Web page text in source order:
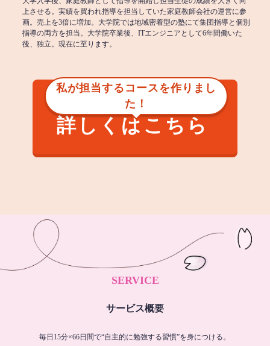
上させる。実績を買われ指導を担当していた家庭教師会社の運営に参
画。売上を3倍に増加。大学院では地域密着型の塾にて集団指導と個別
指導の両方を担当。大学院卒業後、ITエンジニアとして6年間働いた
後、独立。現在に至ります。
私が担当するコースを作りまし
た！
詳しくはこちら
SERVICE
サービス概要
毎日15分×66日間で“自主的に勉強する習慣”を身につける。